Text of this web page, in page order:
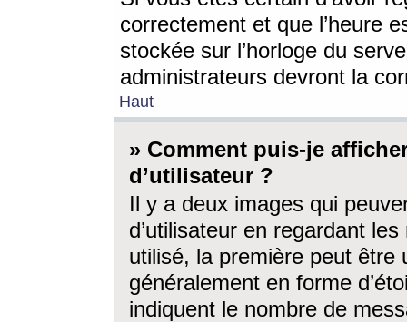
correctement et que l’heure
stockée sur l’horloge du
administrateurs devront la
Haut
» Comment puis-je
d’utilisateur ?
Il y a deux images qui
d’utilisateur en regardant
utilisé, la première peut être
généralement en forme
indiquent le nombre de